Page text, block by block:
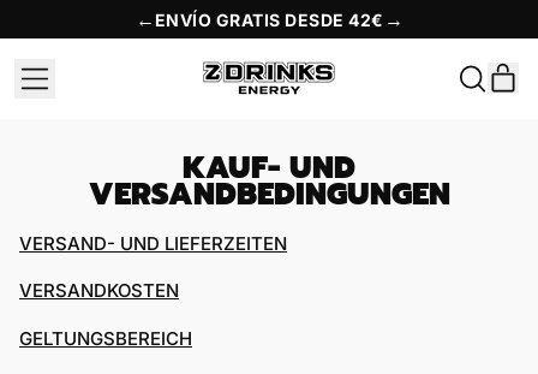
← ENVÍO GRATIS DESDE 42€ →
MENU
UNSERE
KAUF- UND
VERSANDBEDINGUNGEN
VERSAND- UND LIEFERZEITEN
VERSANDKOSTEN
GELTUNGSBEREICH